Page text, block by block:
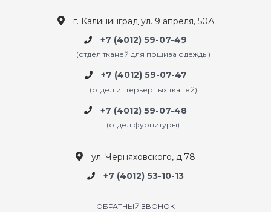
г. Калининград ул. 9 апреля, 50А
+7 (4012) 59-07-49
(отдел тканей для пошива одежды)
+7 (4012) 59-07-47
(отдел интерьерных тканей)
+7 (4012) 59-07-48
(отдел фурнитуры)
ул. Черняховского, д.78
+7 (4012) 53-10-13
ОБРАТНЫЙ ЗВОНОК